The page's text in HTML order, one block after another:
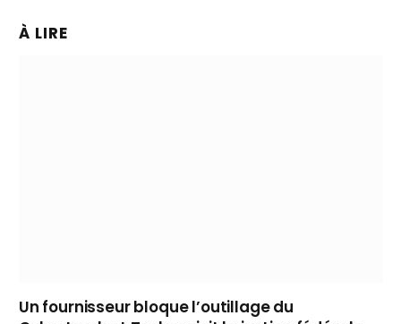
À LIRE
Un fournisseur bloque l’outillage du